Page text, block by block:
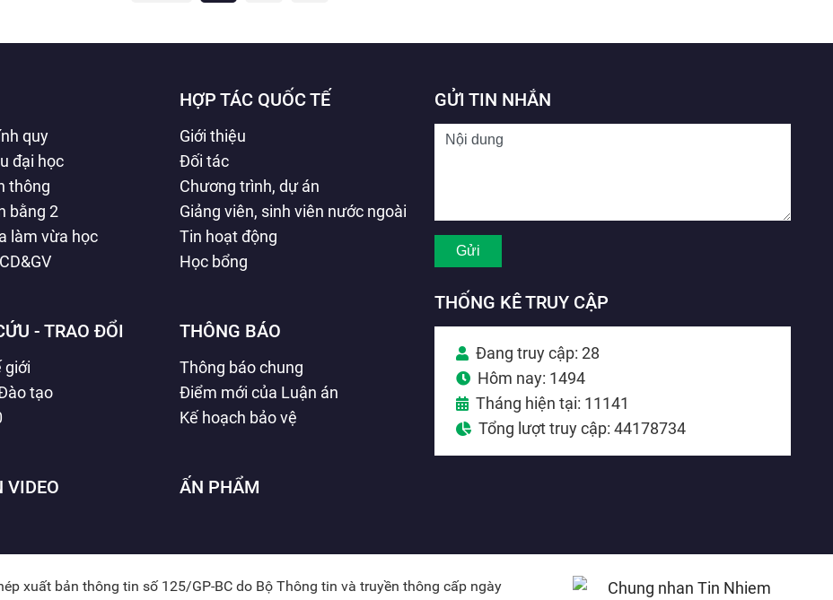
quy
đại học
thông
bằng 2
làm vừa học
HỢP TÁC QUỐC TẾ
Giới thiệu
Đối tác
Chương trình, dự án
Giảng viên, sinh viên nước ngoài
Tin hoạt động
Học bổng
- TRAO ĐỔI
giới
tạo
THÔNG BÁO
Thông báo chung
Điểm mới của Luận án
Kế hoạch bảo vệ
VIDEO ẤN PHẨM
GỬI TIN NHẮN
THỐNG KÊ TRUY CẬP
Đang truy cập: 28
Hôm nay: 1494
Tháng hiện tại: 11141
Tổng lượt truy cập: 44178734
xuất bản thông tin số 125/GP-BC do Bộ Thông tin và truyền thông cấp ngày